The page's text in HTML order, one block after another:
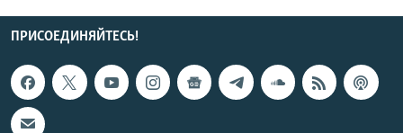
ПРИСОЕДИНЯЙТЕСЬ!